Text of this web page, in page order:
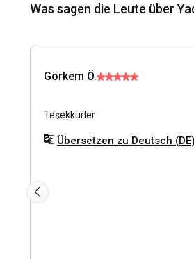
Was sagen die Leute über
Görkem Ö.
Teşekkürler
Übersetzen zu Deutsch (DE)